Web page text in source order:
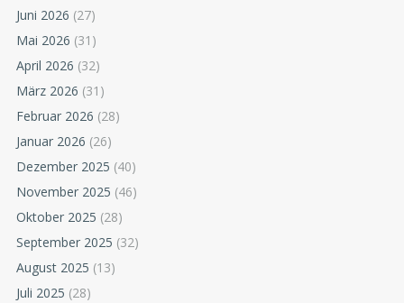
Juni 2026 (27)
Mai 2026 (31)
April 2026 (32)
März 2026 (31)
Februar 2026 (28)
Januar 2026 (26)
Dezember 2025 (40)
November 2025 (46)
Oktober 2025 (28)
September 2025 (32)
August 2025 (13)
Juli 2025 (28)